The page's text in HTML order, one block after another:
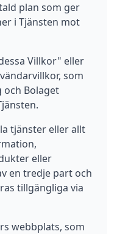
plan som ger
i Tjänsten mot
Villkor" eller
som
och Bolaget
tjänster eller allt
eller
en tredje part och
tillgängliga via
webbplats, som